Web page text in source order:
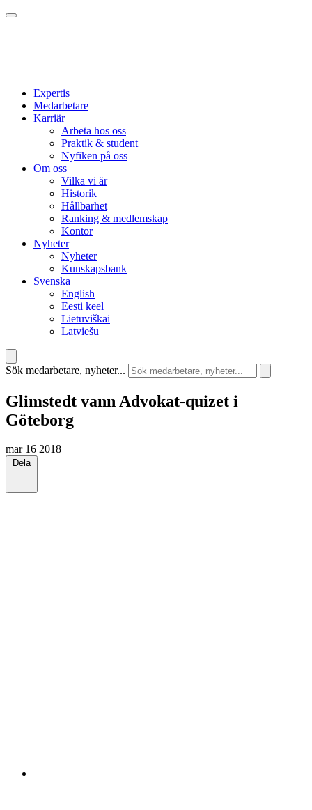
Expertis
Medarbetare
Karriär
Arbeta hos oss
Praktik & student
Nyfiken på oss
Om oss
Vilka vi är
Historik
Hållbarhet
Ranking & medlemskap
Kontor
Nyheter
Nyheter
Kunskapsbank
Svenska
English
Eesti keel
Lietuviškai
Latviešu
Sök medarbetare, nyheter...
Glimstedt vann Advokat-quizet i
Göteborg
mar 16 2018
Dela